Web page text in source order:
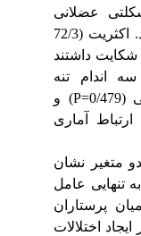
عضلانی
مربوط به گردن (56/8 درصد) بود. اکثریت (72/3
داشتند
اندام تنه
P=
)و
آماری
متغیر نشان
تنهایی عامل
پرستاران
اختلالات